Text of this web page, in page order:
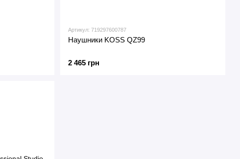
Артикул: 719297600787
Наушники KOSS QZ99
2 465 грн